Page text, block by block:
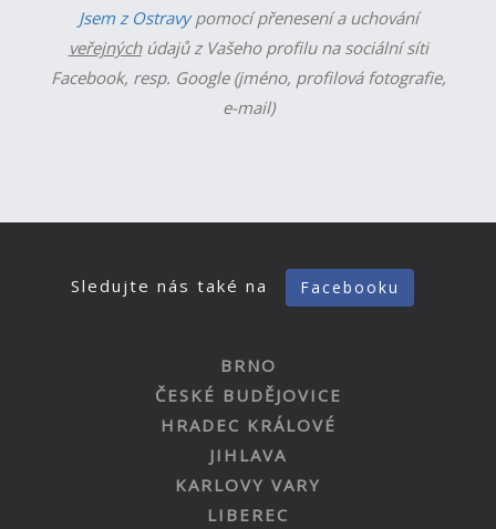
Jsem z Ostravypomocí přenesení a uchování
veřejnýchúdajů z Vašeho profilu na sociální síti
Facebook, resp. Google (jméno, profilová fotografie,
e-mail)
Sledujte nás také na Facebooku
BRNO
ČESKÉ BUDĚJOVICE
HRADEC KRÁLOVÉ
JIHLAVA
KARLOVY VARY
LIBEREC